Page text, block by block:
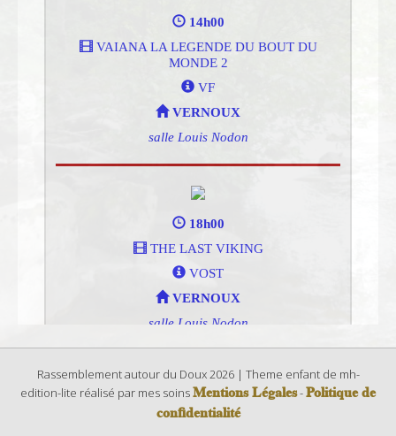
Rassemblement autour du Doux 2026 | Theme enfant de mh-
edition-lite réalisé par mes soinsMentions Légales-Politique de
confidentialité